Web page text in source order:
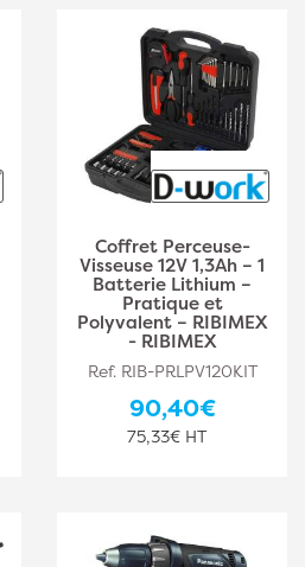
Coffret Perceuse-
Visseuse 12V 1,3Ah – 1
Batterie Lithium –
Pratique et
Polyvalent – RIBIMEX
- RIBIMEX
Ref. RIB-PRLPV120KIT
90,40€
75,33€ HT